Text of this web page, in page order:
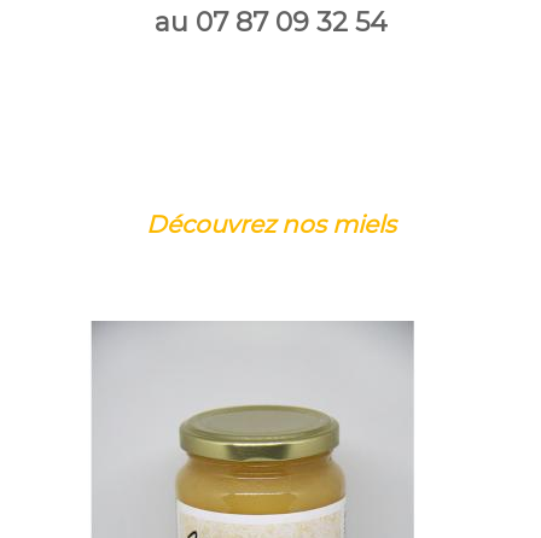
au 07 87 09 32 54
Découvrez nos miels